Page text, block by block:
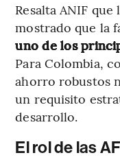
Resalta ANIF
mostrado que la
uno de los
Para Colombia,
ahorro robustos
un requisito
desarrollo.
El rol de las